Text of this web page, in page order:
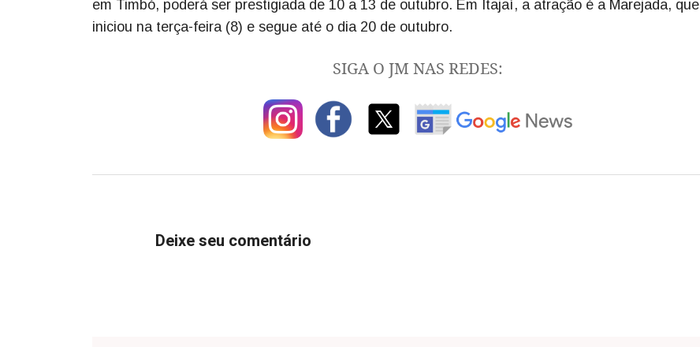
em Timbó, poderá ser prestigiada de 10 a 13 de outubro. Em Itajaí, a atração é a Marejada, que
iniciou na terça-feira (8) e segue até o dia 20 de outubro.
SIGA O JM NAS REDES:
Deixe seu comentário